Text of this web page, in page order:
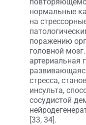
нормальные
на
поражению
головной
артериальная
стресса,
инсульта,
сосудистой
[33, 34].